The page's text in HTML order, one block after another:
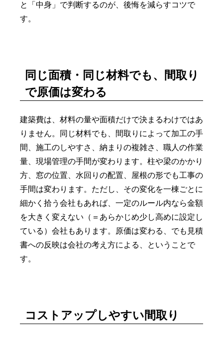
と「中身」で判断するのが、後悔を減らすコツで
す。
同じ面積・同じ材料でも、間取り
で原価は変わる
建築費は、材料の量や面積だけで決まるわけではあ
りません。同じ材料でも、間取りによって加工の手
間、施工のしやすさ、納まりの複雑さ、職人の作業
量、現場管理の手間が変わります。柱や梁のかかり
方、窓の位置、水回りの配置、屋根の形でも工事の
手間は変わります。ただし、その変化を一棟ごとに
細かく拾う会社もあれば、一定のルール内なら金額
を大きく変えない（＝あらかじめ少し高めに設定し
ている）会社もあります。原価は変わる、でも見積
書への反映は会社の考え方による、ということで
す。
コストアップしやすい間取り